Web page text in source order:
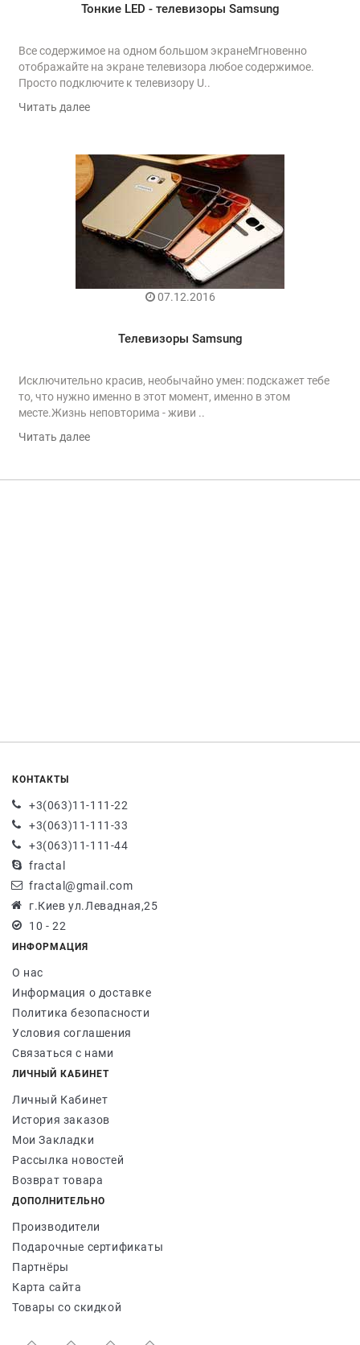
Тонкие LED - телевизоры Samsung
Все содержимое на одном большом экранеМгновенно
отображайте на экране телевизора любое содержимое.
Просто подключите к телевизору U..
Читать далее
07.12.2016
Телевизоры Samsung
Исключительно красив, необычайно умен: подскажет тебе
то, что нужно именно в этот момент, именно в этом
месте.Жизнь неповторима - живи ..
Читать далее
КОНТАКТЫ
+3(063)11-111-22
+3(063)11-111-33
+3(063)11-111-44
fractal
fractal@gmail.com
г.Киев ул.Левадная,25
10 - 22
ИНФОРМАЦИЯ
О нас
Информация о доставке
Политика безопасности
Условия соглашения
Связаться с нами
ЛИЧНЫЙ КАБИНЕТ
Личный Кабинет
История заказов
Мои Закладки
Рассылка новостей
Возврат товара
ДОПОЛНИТЕЛЬНО
Производители
Подарочные сертификаты
Партнёры
Карта сайта
Товары со скидкой